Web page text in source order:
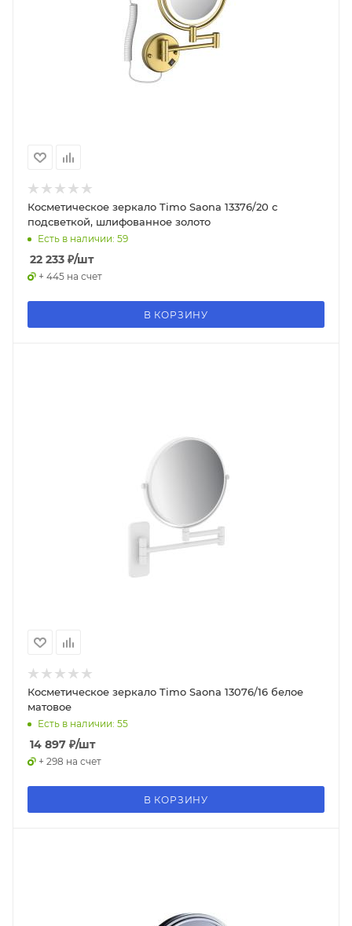
Косметическое зеркало Timo Saona 13376/20 с
подсветкой, шлифованное золото
Есть в наличии: 59
22 233 ₽/шт
+ 445 на счет
В КОРЗИНУ
Косметическое зеркало Timo Saona 13076/16 белое
матовое
Есть в наличии: 55
14 897 ₽/шт
+ 298 на счет
В КОРЗИНУ